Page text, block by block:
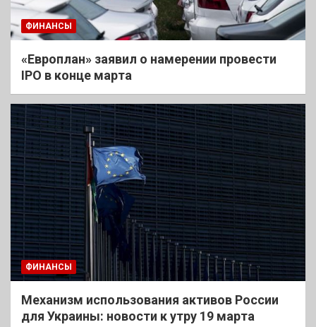
ФИНАНСЫ
«Европлан» заявил о намерении провести
IPO в конце марта
ФИНАНСЫ
Механизм использования активов России
для Украины: новости к утру 19 марта